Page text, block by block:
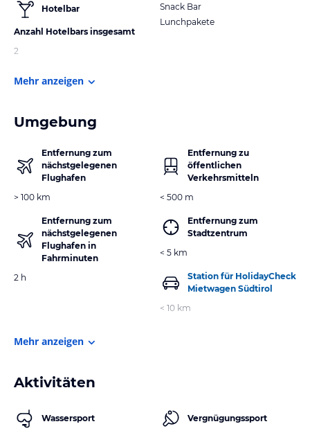
Hotelbar
Anzahl Hotelbars insgesamt
2
Snack Bar
Lunchpakete
Mehr anzeigen
Umgebung
Entfernung zum
nächstgelegenen
Flughafen
> 100 km
Entfernung zum
nächstgelegenen
Flughafen in
Fahrminuten
2 h
Entfernung zu
öffentlichen
Verkehrsmitteln
< 500 m
Entfernung zum
Stadtzentrum
< 5 km
Station für HolidayCheck
Mietwagen Südtirol
< 10 km
Mehr anzeigen
Aktivitäten
Wassersport Vergnügungssport